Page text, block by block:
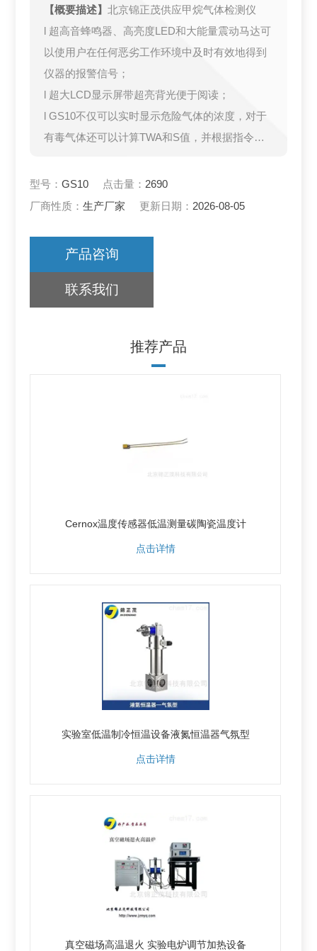
【概要描述】北京锦正茂供应甲烷气体检测仪
l 超高音蜂鸣器、高亮度LED和大能量震动马达可
以使用户在任何恶劣工作环境中及时有效地得到
仪器的报警信号；
l 超大LCD显示屏带超亮背光便于阅读；
l GS10不仅可以实时显示危险气体的浓度，对于
有毒气体还可以计算TWA和S值，并根据指令在L
l 一键恢复功能，使您无须担心操作失误。
型号：GS10 点击量： 2690
厂商性质：生产厂家 更新日期： 2026-08-05
产品咨询
联系我们
推荐产品
Cernox温度传感器低温测量碳陶瓷温度计
点击详情
实验室低温制冷恒温设备液氮恒温器气氛型
点击详情
真空磁场高温退火 实验电炉调节加热设备